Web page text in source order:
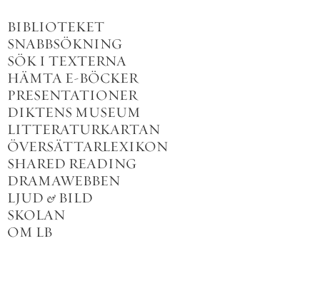
BIBLIOTEKET
SNABBSÖKNING
SÖK I TEXTERNA
HÄMTA E-BÖCKER
PRESENTATIONER
DIKTENS MUSEUM
LITTERATURKARTAN
ÖVERSÄTTARLEXIKON
SHARED READING
DRAMAWEBBEN
LJUD & BILD
SKOLAN
OM LB